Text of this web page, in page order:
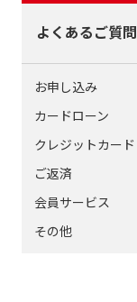
よくあるご質問
お申し込み
カードローン
クレジットカード
ご返済
会員サービス
その他